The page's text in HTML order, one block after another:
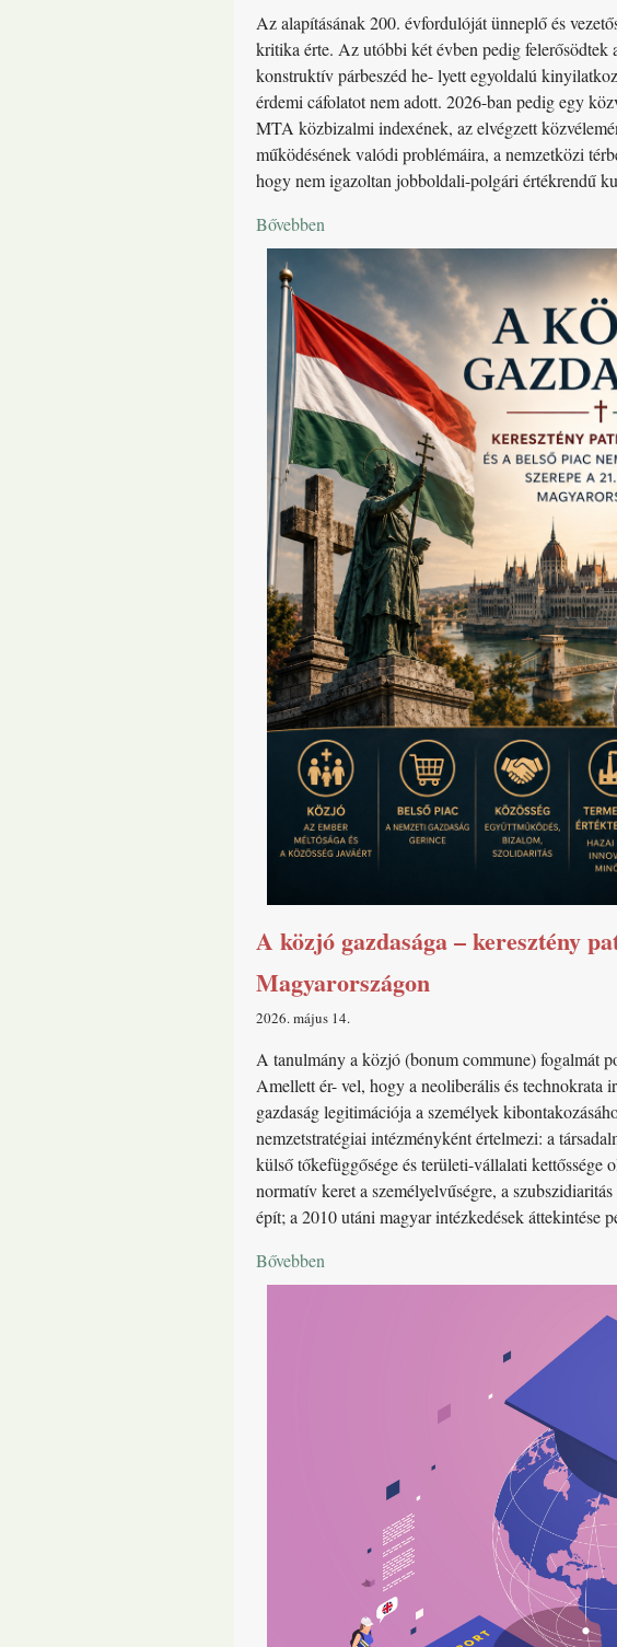
Az alapításának 200. évfordulóját ünneplő és
kritika érte. Az utóbbi két évben pedig
konstruktív párbeszéd he- lyett egyoldalú
érdemi cáfolatot nem adott. 2026-ban pedig egy
MTA közbizalmi indexének, az elvégzett
működésének valódi problémáira, a nemzetközi
hogy nem igazoltan jobboldali-polgári értékrendű
Bővebben
A közjó gazdasága – keresztény
Magyarországon
2026. május 14
A tanulmány a közjó (bonum commune) fogalmát
Amellett ér- vel, hogy a neoliberális és technokrata
gazdaság legitimációja a személyek
nemzetstratégiai intézményként értelmezi: a
külső tőkefüggősége és területi-vállalati
normatív keret a személyelvűségre, a
épít; a 2010 utáni magyar intézkedések áttekintése
Bővebben